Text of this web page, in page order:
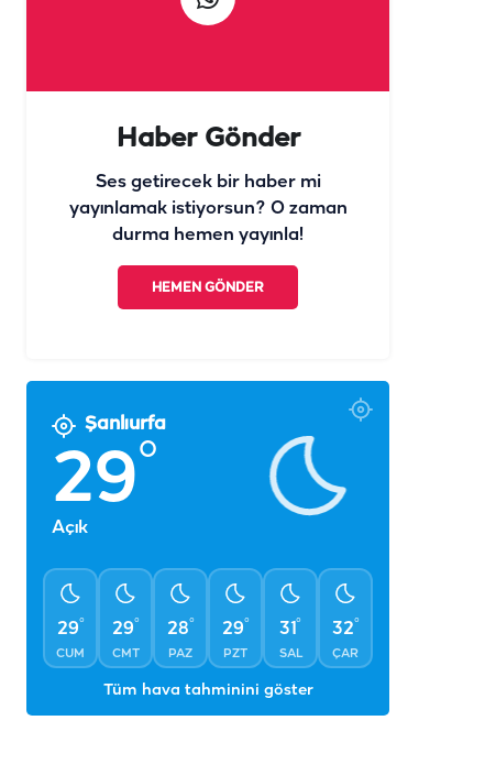
Haber Gönder
Ses getirecek bir haber mi
yayınlamak istiyorsun? O zaman
durma hemen yayınla!
Şanlıurfa
29
Açık
29 28 29 31